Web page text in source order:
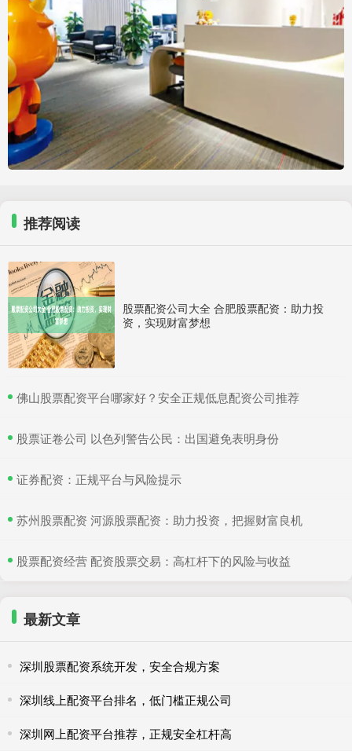
推荐阅读
股票配资公司大全 合肥股票配资：助力投
资，实现财富梦想
​佛山股票配资平台哪家好？安全正规低息配资公司推荐
​股票证卷公司 以色列警告公民：出国避免表明身份
​证券配资：正规平台与风险提示
​苏州股票配资 河源股票配资：助力投资，把握财富良机
​股票配资经营 配资股票交易：高杠杆下的风险与收益
最新文章
深圳股票配资系统开发，安全合规方案
深圳线上配资平台排名，低门槛正规公司
深圳网上配资平台推荐，正规安全杠杆高